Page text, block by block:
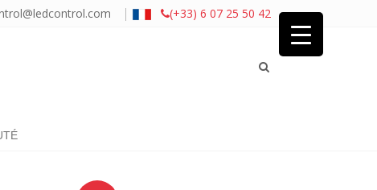
| (+33) 6 07 25 50 42